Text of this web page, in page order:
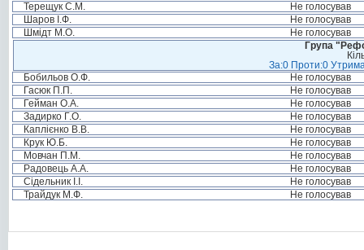
Терещук С.М.
Не голосував
Шаров І.Ф.
Не голосував
Шмідт М.О.
Не голосував
Група
За:0 Проти:0
Бобильов О.Ф.
Не голосував
Гасюк П.П.
Не голосував
Гейман О.А.
Не голосував
Задирко Г.О.
Не голосував
Каплієнко В.В.
Не голосував
Крук Ю.Б.
Не голосував
Мовчан П.М.
Не голосував
Радовець А.А.
Не голосував
Сідельник І.І.
Не голосував
Трайдук М.Ф.
Не голосував